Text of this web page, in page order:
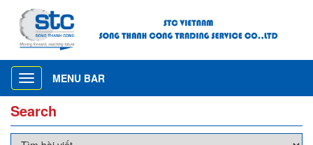
Toggle
navigation
MENU BAR
Search